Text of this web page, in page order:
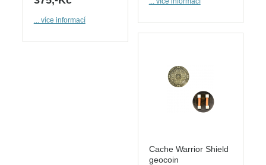
... více informací
Cache Warrior Shield
geocoin